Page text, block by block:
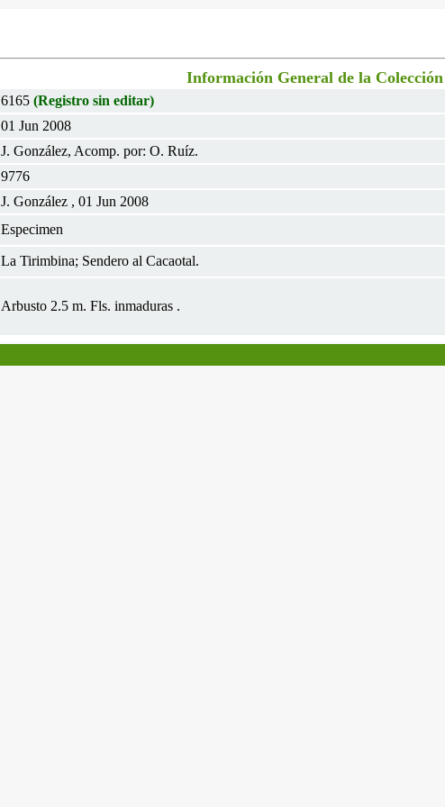
Información General de la Colección
6165 (Registro sin editar)
01 Jun 2008
J. González, Acomp. por: O. Ruíz.
9776
J. González , 01 Jun 2008
Especimen
La Tirimbina; Sendero al Cacaotal.
Arbusto 2.5 m. Fls. inmaduras .